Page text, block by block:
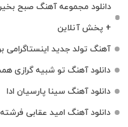
دانلود مجموعه آهنگ صبح
+ پخش آنلاین
آهنگ تولد جدید اینستاگرامی
دانلود آهنگ تو شبیه گرازی
دانلود آهنگ سینا پارسیان ادا
دانلود آهنگ امید عقابی فرشته